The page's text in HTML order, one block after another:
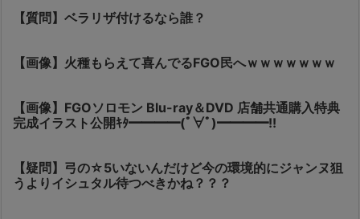
【質問】ベラリザ付けるなら誰？
【画像】火種もらえて喜んでるFGO民へｗｗｗｗｗｗｗ
【画像】FGOソロモン Blu-ray＆DVD 店舗共通購入特典
完成イラスト公開ｷﾀ━━━━(ﾟ∀ﾟ)━━━━!!
【疑問】弓の☆5いないんだけど今の環境的にジャンヌ狙
うよりイシュタル待つべきかね？？？